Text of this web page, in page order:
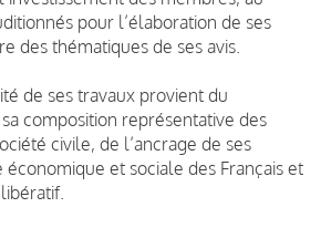
pour l’élaboration de ses
des thématiques de ses avis.
de ses travaux provient du
composition représentative des
civile, de l’ancrage de ses
économique et sociale des Français et